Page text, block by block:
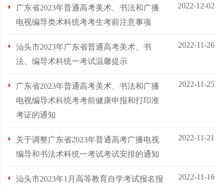
广东省2023年普通高考美术、书法和广播
电视编导类术科统考考生考前注意事项
2022-12-02
汕头市2023年广东省普通高考美术、书
法、编导术科统一考试温馨提示
2022-11-26
广东省2023年普通高考美术、书法和广播
电视编导术科统考考前健康申报和打印准
考证的通知
2022-11-25
关于调整广东省2023年普通高考广播电视
编导和书法术科统一考试考试安排的通知
2022-11-21
汕头市2023年1月高等教育自学考试报名报
2022-11-16